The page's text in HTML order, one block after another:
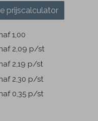
prijscalculator
1,00
2,09 p/st
2,19 p/st
2,30 p/st
0,35 p/st